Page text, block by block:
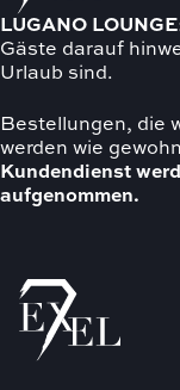
LUGANO LOUNGE
Gäste darauf
Urlaub sind.
Bestellungen, die
werden wie
Kundendienst
aufgenommen.